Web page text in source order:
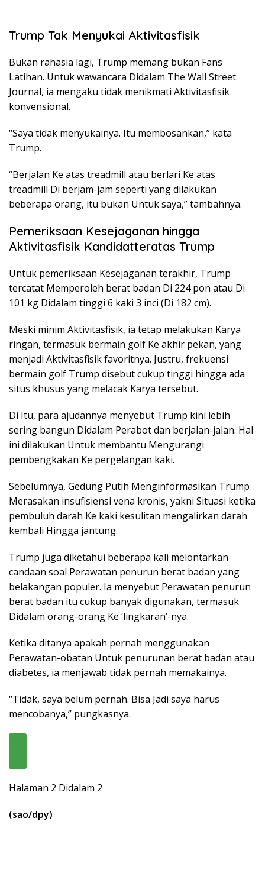
Trump Tak Menyukai Aktivitasfisik
Bukan rahasia lagi, Trump memang bukan Fans
Latihan. Untuk wawancara Didalam The Wall Street
Journal, ia mengaku tidak menikmati Aktivitasfisik
konvensional.
“Saya tidak menyukainya. Itu membosankan,” kata
Trump.
“Berjalan Ke atas treadmill atau berlari Ke atas
treadmill Di berjam-jam seperti yang dilakukan
beberapa orang, itu bukan Untuk saya,” tambahnya.
Pemeriksaan Kesejaganan hingga
Aktivitasfisik Kandidatteratas Trump
Untuk pemeriksaan Kesejaganan terakhir, Trump
tercatat Memperoleh berat badan Di 224 pon atau Di
101 kg Didalam tinggi 6 kaki 3 inci (Di 182 cm).
Meski minim Aktivitasfisik, ia tetap melakukan Karya
ringan, termasuk bermain golf Ke akhir pekan, yang
menjadi Aktivitasfisik favoritnya. Justru, frekuensi
bermain golf Trump disebut cukup tinggi hingga ada
situs khusus yang melacak Karya tersebut.
Di Itu, para ajudannya menyebut Trump kini lebih
sering bangun Didalam Perabot dan berjalan-jalan. Hal
ini dilakukan Untuk membantu Mengurangi
pembengkakan Ke pergelangan kaki.
Sebelumnya, Gedung Putih Menginformasikan Trump
Merasakan insufisiensi vena kronis, yakni Situasi ketika
pembuluh darah Ke kaki kesulitan mengalirkan darah
kembali Hingga jantung.
Trump juga diketahui beberapa kali melontarkan
candaan soal Perawatan penurun berat badan yang
belakangan populer. Ia menyebut Perawatan penurun
berat badan itu cukup banyak digunakan, termasuk
Didalam orang-orang Ke ‘lingkaran’-nya.
Ketika ditanya apakah pernah menggunakan
Perawatan-obatan Untuk penurunan berat badan atau
diabetes, ia menjawab tidak pernah memakainya.
“Tidak, saya belum pernah. Bisa Jadi saya harus
mencobanya,” pungkasnya.
Halaman 2 Didalam 2
(sao/dpy)